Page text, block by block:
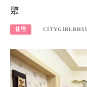
聚
住宿